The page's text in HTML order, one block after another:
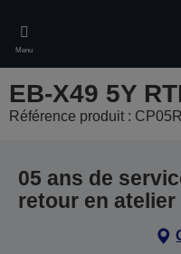
main
content
Menu
EB-X49 5Y
Référence produit :
05 ans de
retour en atelier